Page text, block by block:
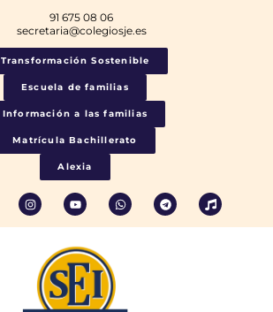
91 675 08 06
secretaria@colegiosje.es
Transformación Sostenible
Escuela de familias
Información a las familias
Matrícula Bachillerato
Alexia